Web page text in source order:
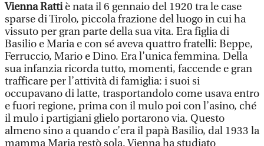
Vienna Rattiè nata il 6 gennaio del 1920 tra le case
sparse di Tirolo, piccola frazione del luogo in cui ha
vissuto per gran parte della sua vita. Era figlia di
Basilio e Maria e con sé aveva quattro fratelli: Beppe,
Ferruccio, Mario e Dino. Era l’unica femmina. Della
sua infanzia ricorda tutto, momenti, faccende e gran
trafficare per l’attività di famiglia: i suoi si
occupavano di latte, trasportandolo come usava entro
e fuori regione, prima con il mulo poi con l’asino, ché
il mulo i partigiani glielo portarono via. Questo
almeno sino a quando c’era il papà Basilio, dal 1933 la
mamma Maria restò sola. Vienna ha studiato